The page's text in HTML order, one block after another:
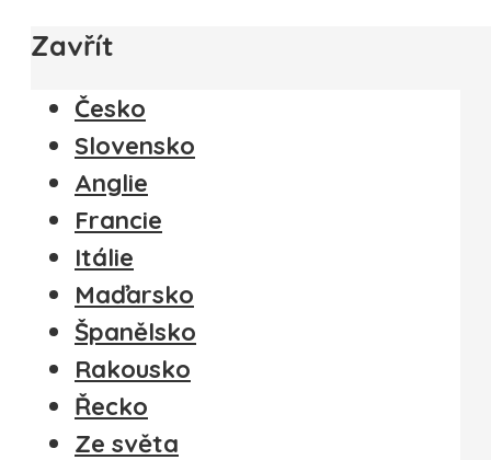
Zavřít
Česko
Slovensko
Anglie
Francie
Itálie
Maďarsko
Španělsko
Rakousko
Řecko
Ze světa